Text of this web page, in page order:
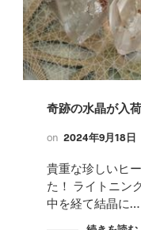
奇跡の水晶が入荷
on 2024年9月18日
貴重な珍しいヒ
た！ ライトニン
中を経て結晶に…